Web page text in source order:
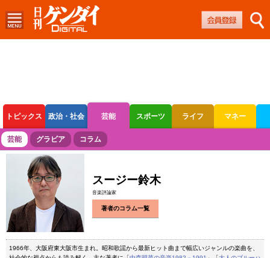
トピックス 政治・社会 芸能 スポーツ ライフ マネー
ボートレース 競輪 オートレース
芸能 グラビア コラム
スージー鈴木
音楽評論家
著者のコラム一覧
1966年、大阪府東大阪市生まれ。昭和歌謡から最新ヒット曲まで幅広いジャンルの楽曲を、